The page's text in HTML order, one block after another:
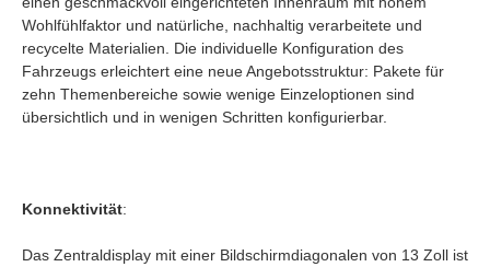
Wohlfühlfaktor und natürliche, nachhaltig verarbeitete und
recycelte Materialien. Die individuelle Konfiguration des
Fahrzeugs erleichtert eine neue Angebotsstruktur: Pakete für
zehn Themenbereiche sowie wenige Einzeloptionen sind
übersichtlich und in wenigen Schritten konfigurierbar.
Konnektivität:
Das Zentraldisplay mit einer Bildschirmdiagonalen von 13 Zoll ist